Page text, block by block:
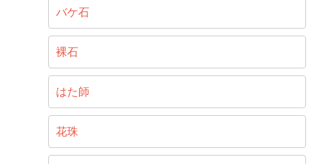
バケ石
裸石
はた師
花珠